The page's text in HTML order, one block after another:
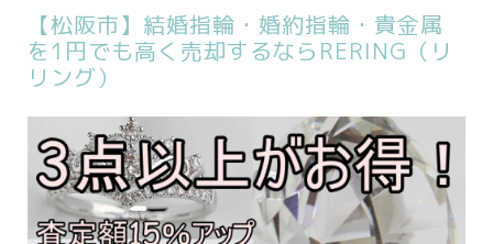
【松阪市】結婚指輪・婚約指輪・貴金属
を1円でも高く売却するならRERING（リ
リング）